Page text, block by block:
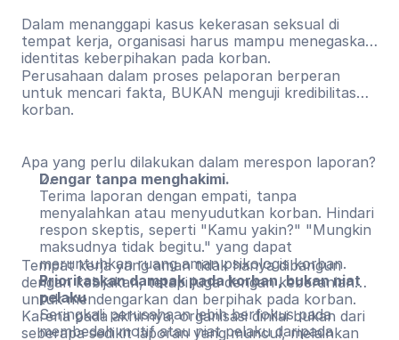
Dalam menanggapi kasus kekerasan seksual di
tempat kerja, organisasi harus mampu menegaskan
identitas keberpihakan pada korban.
Perusahaan dalam proses pelaporan berperan
untuk mencari fakta, BUKAN menguji kredibilitas
korban.
Apa yang perlu dilakukan dalam merespon laporan?
Dengar tanpa menghakimi.
Terima laporan dengan empati, tanpa
menyalahkan atau menyudutkan korban. Hindari
respon skeptis, seperti "Kamu yakin?" "Mungkin
maksudnya tidak begitu." yang dapat
meruntuhkan ruang aman psikologis korban.
Prioritaskan dampak pada korban, bukan niat
pelaku
Seringkali perusahaan lebih berfokus pada
membedah motif atau niat pelaku daripada
Tempat kerja yang aman tidak hanya dibangun
dengan kebijakan, tetapi juga dengan keberanian
untuk mendengarkan dan berpihak pada korban.
Karena pada akhirnya, organisasi dinilai bukan dari
seberapa sedikit laporan yang muncul, melainkan